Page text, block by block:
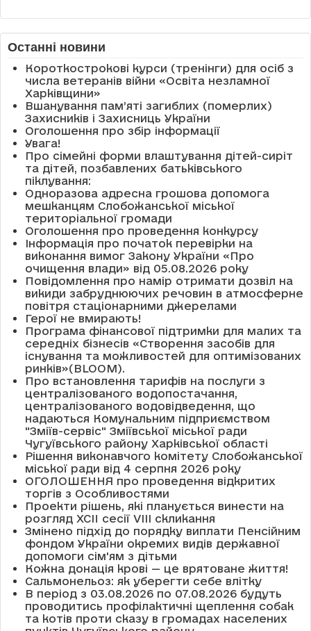
Останні новини
Короткострокові курси (тренінги) для осіб з
числа ветеранів війни «Освіта незламної
Харківщини»
Вшанування пам’яті загиблих (померлих)
Захисників і Захисниць України
Оголошення про збір інформації
Увага!
Про сімейні форми влаштування дітей-сиріт
та дітей, позбавлених батьківського
піклування:
Одноразова адресна грошова допомога
мешканцям Слобожанської міської
територіальної громади
Оголошення про проведення конкурсу
Інформація про початок перевірки на
виконання вимог Закону України «Про
очищення влади» від 05.08.2026 року
Повідомлення про намір отримати дозвіл на
викиди забруднюючих речовин в атмосферне
повітря стаціонарними джерелами
Герої не вмирають!
Програма фінансової підтримки для малих та
середніх бізнесів «Створення засобів для
існування та можливостей для оптимізованих
ринків»(BLOOM).
Про встановлення тарифів на послуги з
централізованого водопостачання,
централізованого водовідведення, що
надаються Комунальним підприємством
"Зміїв-сервіс" Зміївської міської ради
Чугуївського району Харківської області
Рішення виконавчого комітету Слобожанської
міської ради від 4 серпня 2026 року
ОГОЛОШЕННЯ про проведення відкритих
торгів з Особливостями
Проекти рішень, які планується винести на
розгляд XCII сесії VІІІ скликання
Змінено підхід до порядку виплати Пенсійним
фондом України окремих видів державної
допомоги сім'ям з дітьми
Кожна донація крові — це врятоване життя!
Сальмонельоз: як уберегти себе влітку
В період з 03.08.2026 по 07.08.2026 будуть
проводитись профілактичні щеплення собак
та котів проти сказу в громадах населених